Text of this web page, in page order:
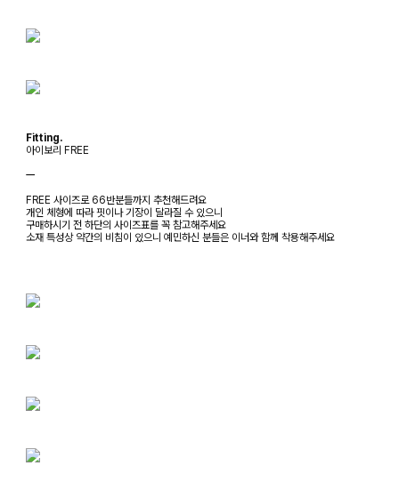
Fitting.
아이보리 FREE
ㅡ
FREE 사이즈로 66반분들까지 추천해드려요
개인 체형에 따라 핏이나 기장이 달라질 수 있으니
구매하시기 전 하단의 사이즈표를 꼭 참고해주세요
소재 특성상 약간의 비침이 있으니 예민하신 분들은 이너와 함께 착용해주세요